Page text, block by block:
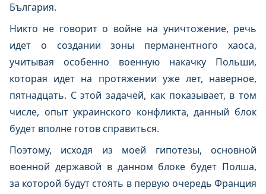
България.
Никто не говорит о войне на уничтожение, речь
идет о создании зоны перманентного хаоса,
учитывая особенно военную накачку Польши,
которая идет на протяжении уже лет, наверное,
пятнадцать. С этой задачей, как показывает, в том
числе, опыт украинского конфликта, данный блок
будет вполне готов справиться.
Поэтому, исходя из моей гипотезы, основной
военной державой в данном блоке будет Полша,
за которой будут стоять в первую очередь Франция